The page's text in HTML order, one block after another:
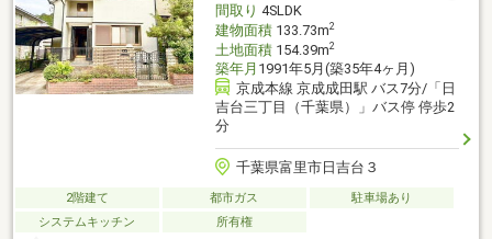
間取り 4SLDK
建物面積133.73m2
土地面積154.39m2
築年月 1991年5月(築35年4ヶ月)
京成本線 京成成田駅 バス7分/「日
吉台三丁目（千葉県）」バス停 停歩2
分
千葉県富里市日吉台３
2階建て 都市ガス
駐車場あり
システムキッチン
所有権